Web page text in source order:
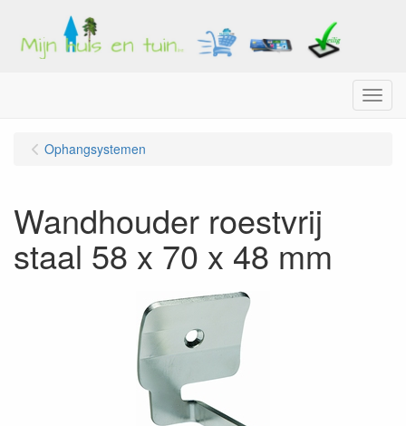
Menu
Ophangsystemen
Wandhouder roestvrij
staal 58 x 70 x 48 mm